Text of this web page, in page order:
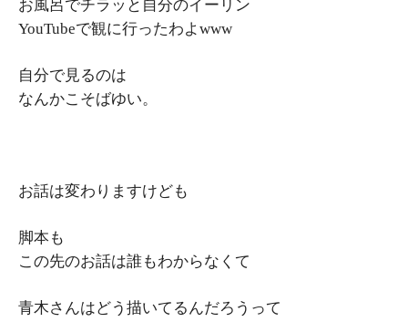
お風呂でチラッと自分のイーリン
YouTubeで観に行ったわよwww
自分で見るのは
なんかこそばゆい。
お話は変わりますけども
脚本も
この先のお話は誰もわからなくて
青木さんはどう描いてるんだろうって